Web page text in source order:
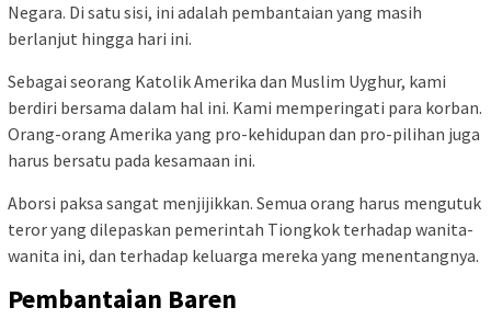
Negara. Di satu sisi, ini adalah pembantaian yang masih
berlanjut hingga hari ini.
Sebagai seorang Katolik Amerika dan Muslim Uyghur, kami
berdiri bersama dalam hal ini. Kami memperingati para korban.
Orang-orang Amerika yang pro-kehidupan dan pro-pilihan juga
harus bersatu pada kesamaan ini.
Aborsi paksa sangat menjijikkan. Semua orang harus mengutuk
teror yang dilepaskan pemerintah Tiongkok terhadap wanita-
wanita ini, dan terhadap keluarga mereka yang menentangnya.
Pembantaian Baren